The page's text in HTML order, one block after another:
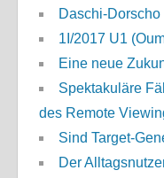
Daschi-
1I/2017 U1
Eine neue
Spektakuläre
des Remote
Sind Target-
Der